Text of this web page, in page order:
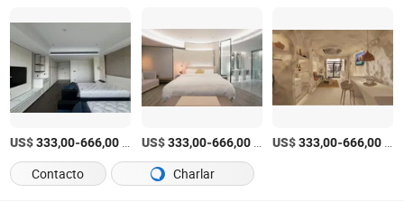
US$333,00-666,00 US$333,00-666,00/Pieza US$333,00-666,00
Contacto
Charlar